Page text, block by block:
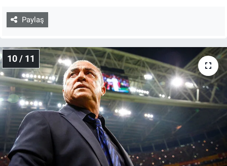
Paylaş
10 / 11